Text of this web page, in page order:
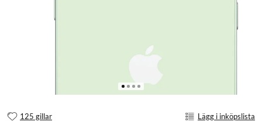
125 gillar Lägg i inköpslista